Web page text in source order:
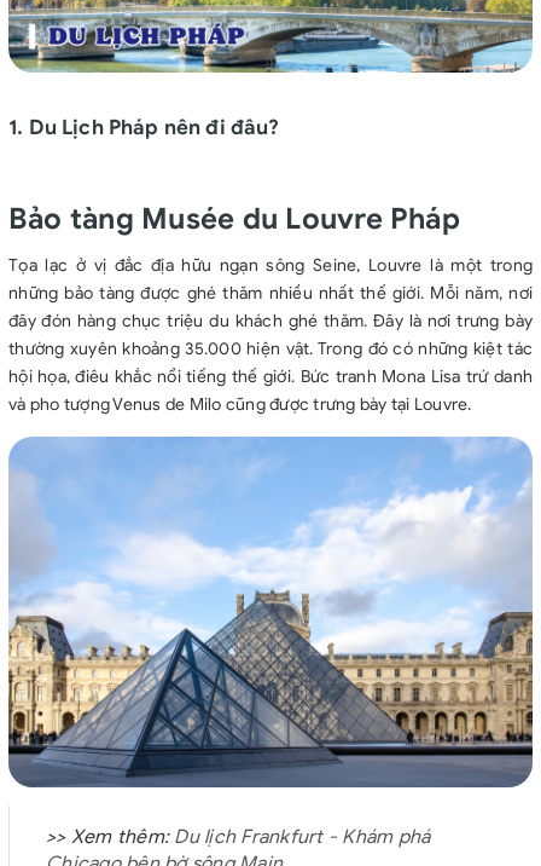
1. Du Lịch Pháp nên đi đâu?
Bảo tàng Musée du Louvre Pháp
Tọa lạc ở vị đắc địa hữu ngạn sông Seine, Louvre là một trong
những bảo tàng được ghé thăm nhiều nhất thế giới. Mỗi năm, nơi
đây đón hàng chục triệu du khách ghé thăm. Đây là nơi trưng bày
thường xuyên khoảng 35.000 hiện vật. Trong đó có những kiệt tác
hội họa, điêu khắc nổi tiếng thế giới. Bức tranh Mona Lisa trứ danh
và pho tượng Venus de Milo cũng được trưng bày tại Louvre.
>> Xem thêm: Du lịch Frankfurt - Khám phá